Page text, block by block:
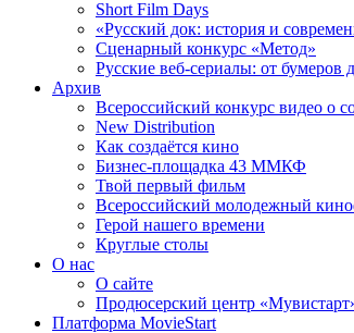
Short Film Days
«Русский док: история и
Сценарный конкурс «Метод»
Русские веб-сериалы: от бумеров
Архив
Всероссийский конкурс видео о
New Distribution
Как создаётся кино
Бизнес-площадка 43 ММКФ
Твой первый фильм
Всероссийский молодежный
Герой нашего времени
Круглые столы
О нас
О сайте
Продюсерский центр
Платформа MovieStart